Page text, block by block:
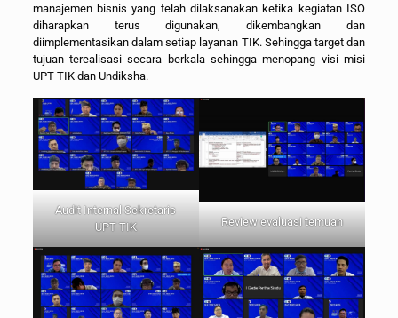
manajemen bisnis yang telah dilaksanakan ketika kegiatan ISO
diharapkan terus digunakan, dikembangkan dan
diimplementasikan dalam setiap layanan TIK. Sehingga target dan
tujuan terealisasi secara berkala sehingga menopang visi misi
UPT TIK dan Undiksha.
Audit Internal Sekretaris
UPT TIK
Review evaluasi temuan